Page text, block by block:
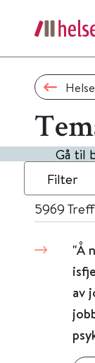
Gå til
Filter
5969 Treff
"Å
av